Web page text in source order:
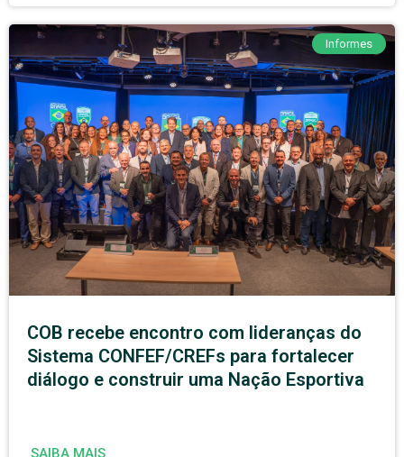
Informes
COB recebe encontro com lideranças do
Sistema CONFEF/CREFs para fortalecer
diálogo e construir uma Nação Esportiva
SAIBA MAIS